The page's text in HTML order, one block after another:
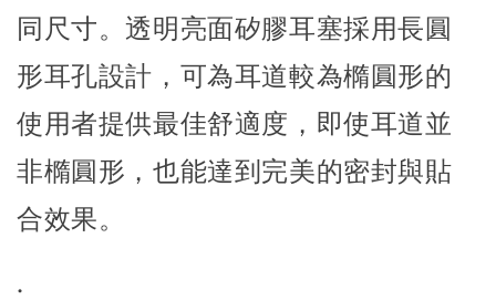
同尺寸。透明亮面矽膠耳塞採用長圓
形耳孔設計，可為耳道較為橢圓形的
使用者提供最佳舒適度，即使耳道並
非橢圓形，也能達到完美的密封與貼
合效果。
.